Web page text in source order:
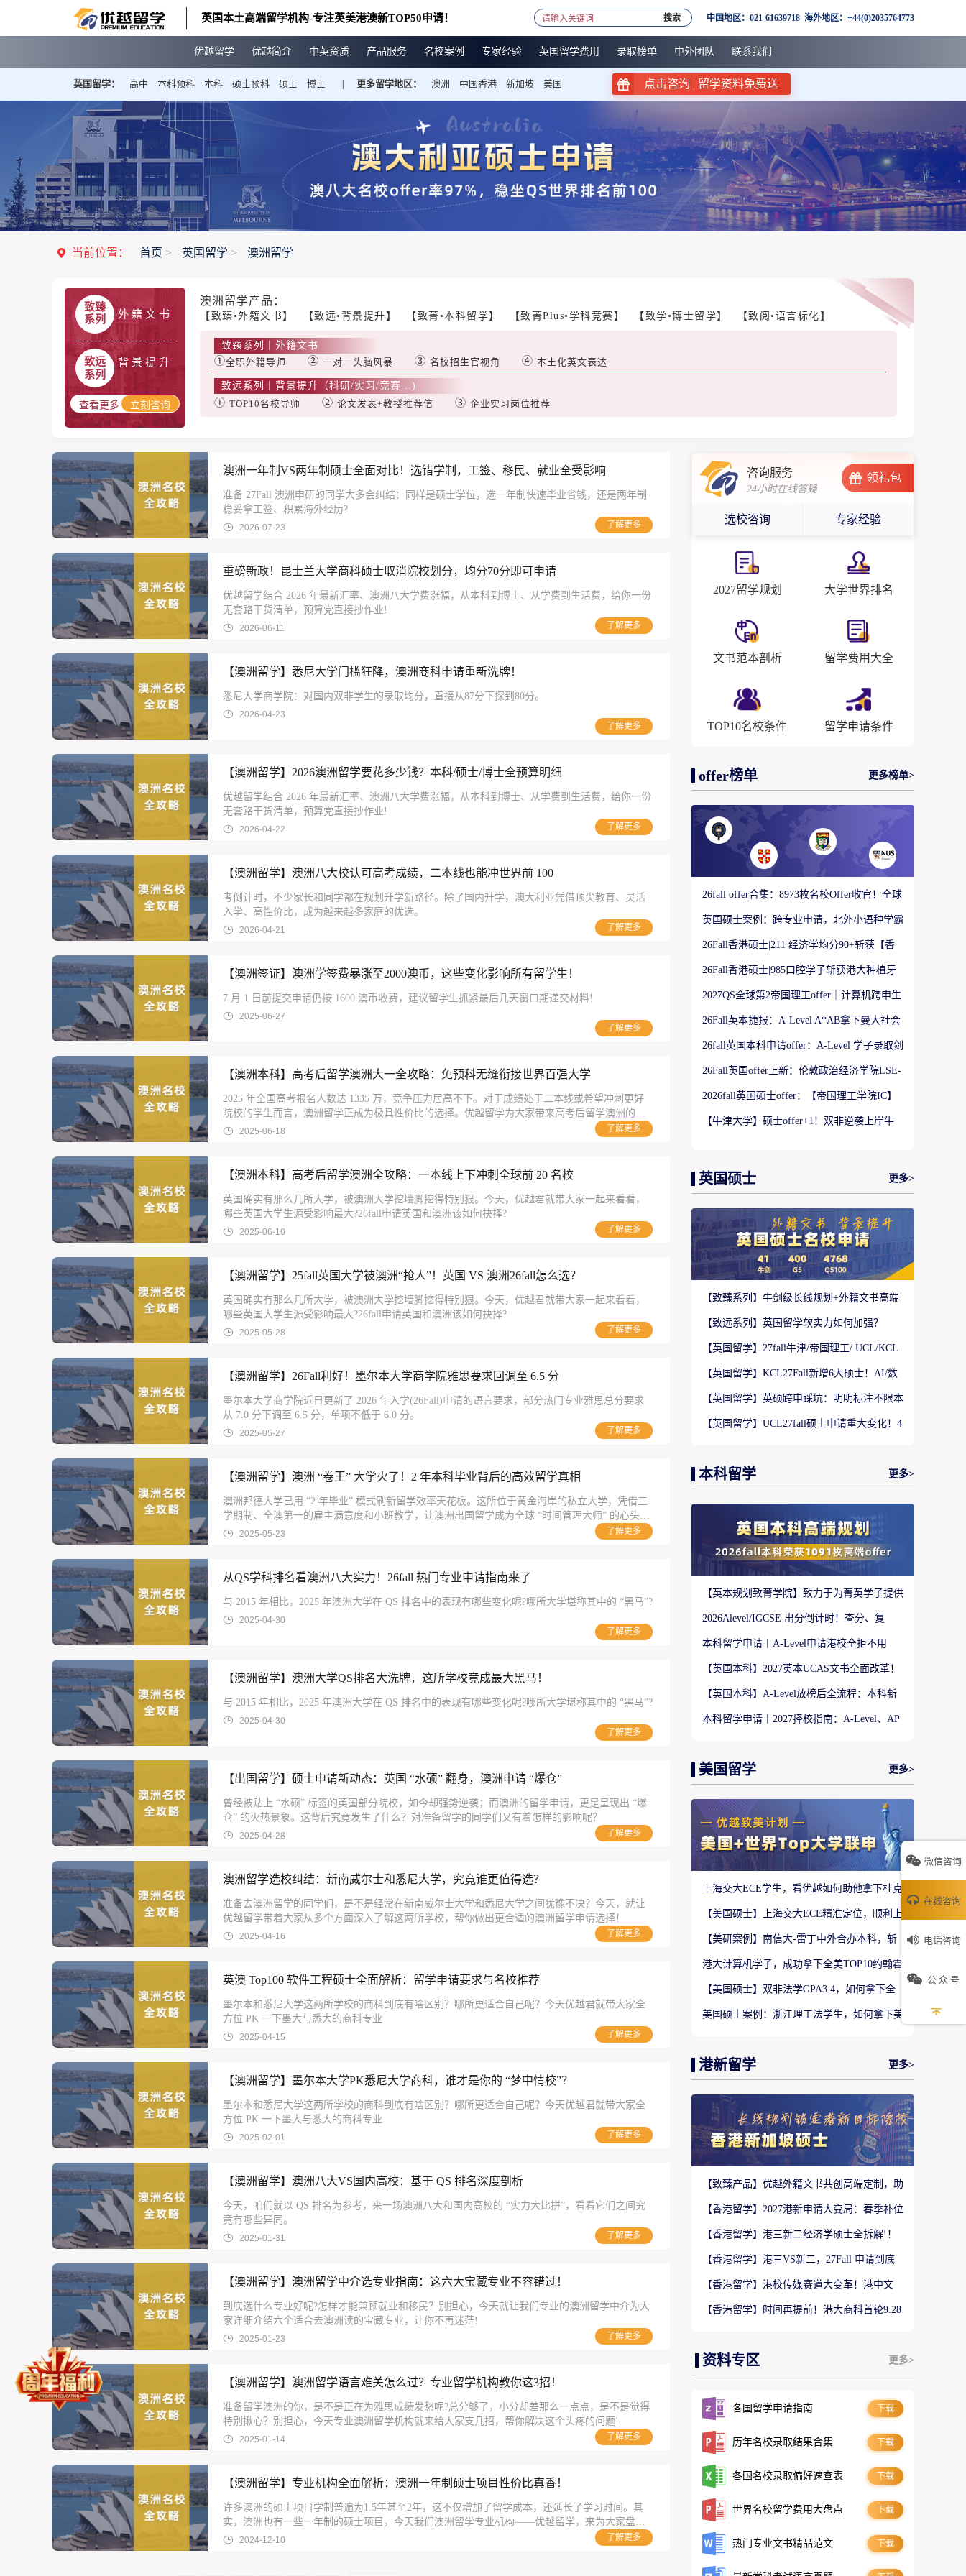
英国本土高端留学机构-专注英美港澳新TOP50申请！ 中国地区：021-61639718 海外地区：+44(0)2035764773
搜索
优越留学 优越简介 中英资质 产品服务 名校案例 专家经验 英国留学费用 录取榜单 中外团队 联系我们
英国留学： 高中 本科预科 本科 硕士预科 硕士 博士 更多留学地区： 澳洲 中国香港 新加坡 美国 点击咨询 | 留学资料免费送
当前位置： 首页 > 英国留学 > 澳洲留学
致臻
系列
外 籍 文 书
致远
系列
背 景 提 升
立刻咨询
澳洲留学产品：
【致臻•外籍文书】 【致远•背景提升】 【致菁•本科留学】 【致菁Plus•学科竞赛】 【致学•博士留学】 【致阅•语言标化】
致臻系列丨外籍文书
①全职外籍导师 ② 一对一头脑风暴 ③ 名校招生官视角 ④ 本土化英文表达
致远系列丨背景提升（科研/实习/竞赛...)
① TOP10名校导师 ② 论文发表+教授推荐信 ③ 企业实习岗位推荐
澳洲一年制VS两年制硕士全面对比！选错学制，工签、移民、就业全受影响
准备 27Fall 澳洲申研的同学大多会纠结：同样是硕士学位，选一年制快速毕业省钱，还是两年制
稳妥拿工签、积累海外经历?
2026-07-23 了解更多
重磅新政！昆士兰大学商科硕士取消院校划分，均分70分即可申请
优越留学结合 2026 年最新汇率、澳洲八大学费涨幅，从本科到博士、从学费到生活费，给你一份
无套路干货清单，预算党直接抄作业!
2026-06-11 了解更多
【澳洲留学】悉尼大学门槛狂降，澳洲商科申请重新洗牌！
悉尼大学商学院：对国内双非学生的录取均分，直接从87分下探到80分。
2026-04-23
了解更多
【澳洲留学】2026澳洲留学要花多少钱？本科/硕士/博士全预算明细
优越留学结合 2026 年最新汇率、澳洲八大学费涨幅，从本科到博士、从学费到生活费，给你一份
无套路干货清单，预算党直接抄作业!
2026-04-22 了解更多
【澳洲留学】澳洲八大校认可高考成绩，二本线也能冲世界前 100
考倒计时，不少家长和同学都在规划升学新路径。除了国内升学，澳大利亚凭借顶尖教育、灵活
入学、高性价比，成为越来越多家庭的优选。
2026-04-21 了解更多
【澳洲签证】澳洲学签费暴涨至2000澳币，这些变化影响所有留学生！
7 月 1 日前提交申请仍按 1600 澳币收费，建议留学生抓紧最后几天窗口期递交材料!
2025-06-27
了解更多
【澳洲本科】高考后留学澳洲大一全攻略：免预科无缝衔接世界百强大学
2025 年全国高考报名人数达 1335 万，竞争压力居高不下。对于成绩处于二本线或希望冲刺更好
院校的学生而言，澳洲留学正成为极具性价比的选择。优越留学为大家带来高考后留学澳洲的完
整规划方案。
2025-06-18 了解更多
【澳洲本科】高考后留学澳洲全攻略：一本线上下冲刺全球前 20 名校
英国确实有那么几所大学，被澳洲大学挖墙脚挖得特别狠。今天，优越君就带大家一起来看看，
哪些英国大学生源受影响最大?26fall申请英国和澳洲该如何抉择?
2025-06-10 了解更多
【澳洲留学】25fall英国大学被澳洲“抢人”！英国 VS 澳洲26fall怎么选？
英国确实有那么几所大学，被澳洲大学挖墙脚挖得特别狠。今天，优越君就带大家一起来看看，
哪些英国大学生源受影响最大?26fall申请英国和澳洲该如何抉择?
2025-05-28 了解更多
【澳洲留学】26Fall利好！墨尔本大学商学院雅思要求回调至 6.5 分
墨尔本大学商学院近日更新了 2026 年入学(26Fall)申请的语言要求，部分热门专业雅思总分要求
从 7.0 分下调至 6.5 分，单项不低于 6.0 分。
2025-05-27 了解更多
【澳洲留学】澳洲 “卷王” 大学火了！2 年本科毕业背后的高效留学真相
澳洲邦德大学已用 “2 年毕业” 模式刷新留学效率天花板。这所位于黄金海岸的私立大学，凭借三
学期制、全澳第一的雇主满意度和小班教学，让澳洲出国留学成为全球 “时间管理大师” 的心头
好。2025-05-23 了解更多
从QS学科排名看澳洲八大实力！26fall 热门专业申请指南来了
与 2015 年相比，2025 年澳洲大学在 QS 排名中的表现有哪些变化呢?哪所大学堪称其中的 “黑马”?
2025-04-30
了解更多
【澳洲留学】澳洲大学QS排名大洗牌，这所学校竟成最大黑马！
与 2015 年相比，2025 年澳洲大学在 QS 排名中的表现有哪些变化呢?哪所大学堪称其中的 “黑马”?
2025-04-30
了解更多
【出国留学】硕士申请新动态：英国 “水硕” 翻身，澳洲申请 “爆仓”
曾经被贴上 “水硕” 标签的英国部分院校，如今却强势逆袭；而澳洲的留学申请，更是呈现出 “爆
仓” 的火热景象。这背后究竟发生了什么？对准备留学的同学们又有着怎样的影响呢？
2025-04-28 了解更多
澳洲留学选校纠结：新南威尔士和悉尼大学，究竟谁更值得选？
准备去澳洲留学的同学们，是不是经常在新南威尔士大学和悉尼大学之间犹豫不决？今天，就让
优越留学带着大家从多个方面深入了解这两所学校，帮你做出更合适的澳洲留学申请选择！
2025-04-16 了解更多
英澳 Top100 软件工程硕士全面解析：留学申请要求与名校推荐
墨尔本和悉尼大学这两所学校的商科到底有啥区别？哪所更适合自己呢？今天优越君就带大家全
方位 PK 一下墨大与悉大的商科专业
2025-04-15 了解更多
【澳洲留学】墨尔本大学PK悉尼大学商科，谁才是你的 “梦中情校”？
墨尔本和悉尼大学这两所学校的商科到底有啥区别？哪所更适合自己呢？今天优越君就带大家全
方位 PK 一下墨大与悉大的商科专业
2025-02-01 了解更多
【澳洲留学】澳洲八大VS国内高校：基于 QS 排名深度剖析
今天，咱们就以 QS 排名为参考，来一场澳洲八大和国内高校的 “实力大比拼”，看看它们之间究
竟有哪些异同。
2025-01-31 了解更多
【澳洲留学】澳洲留学中介选专业指南：这六大宝藏专业不容错过！
到底选什么专业好呢?怎样才能兼顾就业和移民？别担心，今天就让我们专业的澳洲留学中介为大
家详细介绍六个适合去澳洲读的宝藏专业，让你不再迷茫!
2025-01-23 了解更多
【澳洲留学】澳洲留学语言难关怎么过？专业留学机构教你这3招！
准备留学澳洲的你，是不是正在为雅思成绩发愁呢?总分够了，小分却差那么一点点，是不是觉得
特别揪心？别担心，今天专业澳洲留学机构就来给大家支几招，帮你解决这个头疼的问题!
2025-01-14 了解更多
【澳洲留学】专业机构全面解析：澳洲一年制硕士项目性价比真香！
许多澳洲的硕士项目学制普遍为1.5年甚至2年，这不仅增加了留学成本，还延长了学习时间。其
实，澳洲也有一些一年制的硕士项目，今天我们澳洲留学专业机构——优越留学，来为大家盘点
一下排名靠前的院校中提供一年制硕士的项目，帮助大家在选校时做出更明智的选择。
2024-12-10 了解更多
咨询服务
24小时在线答疑
选校咨询 专家经验
领礼包
2027留学规划 大学世界排名
文书范本剖析 留学费用大全
TOP10名校条件 留学申请条件
offer榜单 更多榜单>
26fall offer合集：8973枚名校Offer收官！全球
英国硕士案例：跨专业申请，北外小语种学霸
26Fall香港硕士|211 经济学均分90+斩获【香
26Fall香港硕士|985口腔学子斩获港大种植牙
2027QS全球第2帝国理工offer｜计算机跨申生
26Fall英本捷报：A-Level A*AB拿下曼大社会
26fall英国本科申请offer：A-Level 学子录取剑
26Fall英国offer上新：伦敦政治经济学院LSE-
2026fall英国硕士offer：【帝国理工学院IC】
【牛津大学】硕士offer+1！双非逆袭上岸牛
英国硕士 更多>
【致臻系列】牛剑级长线规划+外籍文书高端
【致远系列】英国留学软实力如何加强？
【英国留学】27fall牛津/帝国理工/ UCL/KCL
【英国留学】KCL27Fall新增6大硕士！AI/数
【英国留学】英硕跨申踩坑：明明标注不限本
【英国留学】UCL27fall硕士申请重大变化！4
本科留学 更多>
【英本规划致菁学院】致力于为菁英学子提供
2026Alevel/IGCSE 出分倒计时！查分、复
本科留学申请丨A-Level申请港校全拒不用
【英国本科】2027英本UCAS文书全面改革！
【英国本科】A-Level放榜后全流程：本科新
本科留学申请丨2027择校指南：A-Level、AP
美国留学 更多>
上海交大ECE学生，看优越如何助他拿下杜克
【美国硕士】上海交大ECE精准定位，顺利上
【美研案例】南信大‑雷丁中外合办本科，斩
港大计算机学子，成功拿下全美TOP10约翰霍
【美国硕士】双非法学GPA3.4，如何拿下全
美国硕士案例：浙江理工法学生，如何拿下美
港新留学 更多>
【致臻产品】优越外籍文书共创高端定制，助
【香港留学】2027港新申请大变局：春季补位
【香港留学】港三新二经济学硕士全拆解!！
【香港留学】港三VS新二，27Fall 申请到底
【香港留学】港校传媒赛道大变革！港中文
【香港留学】时间再提前！港大商科首轮9.28
资料专区 更多>
各国留学申请指南 下载
历年名校录取结果合集 下载
各国名校录取偏好速查表 下载
世界名校留学费用大盘点 下载
热门专业文书精品范文 下载
微信咨询
在线咨询
电话咨询
公 众 号